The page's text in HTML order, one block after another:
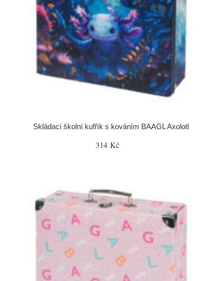
Skládací školní kufřík s kováním BAAGL Axolotl
314 Kč